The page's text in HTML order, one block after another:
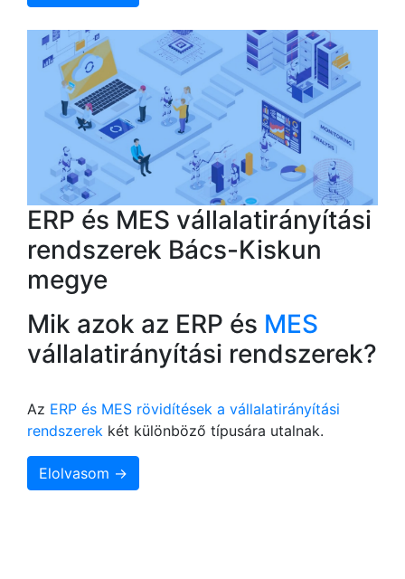
ERP és MES vállalatirányítási
rendszerek Bács-Kiskun
megye
Mik azok az ERP és MES
vállalatirányítási rendszerek?
Az ERP és MES rövidítések a vállalatirányítási
rendszerek két különböző típusára utalnak.
Elolvasom →